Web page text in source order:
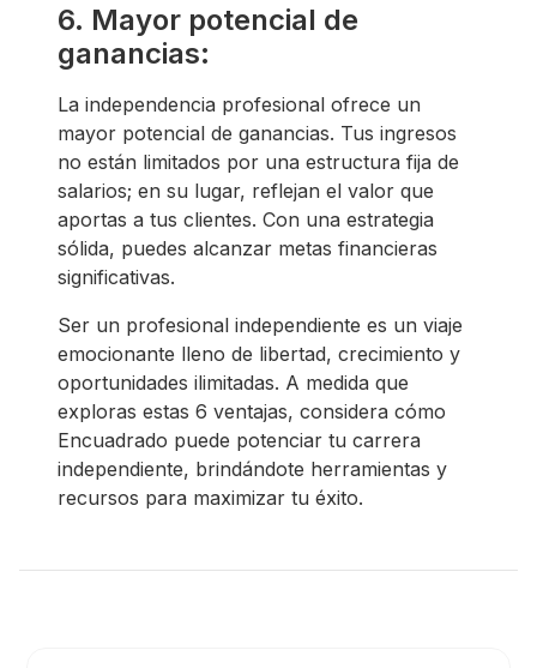
6. Mayor potencial de
ganancias:
La independencia profesional ofrece un
mayor potencial de ganancias. Tus ingresos
no están limitados por una estructura fija de
salarios; en su lugar, reflejan el valor que
aportas a tus clientes. Con una estrategia
sólida, puedes alcanzar metas financieras
significativas.
Ser un profesional independiente es un viaje
emocionante lleno de libertad, crecimiento y
oportunidades ilimitadas. A medida que
exploras estas 6 ventajas, considera cómo
Encuadrado puede potenciar tu carrera
independiente, brindándote herramientas y
recursos para maximizar tu éxito.